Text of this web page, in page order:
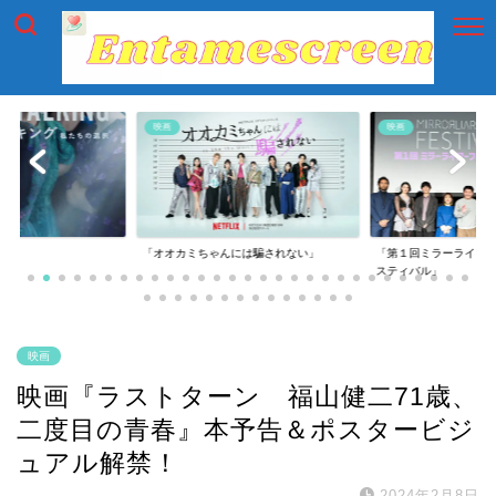
映画
「第１回ミラーライアーフィルムズ・フェ
映画
「第一回横浜国際映画
映画
映画『ラストターン 福山健二71歳、
二度目の青春』本予告＆ポスタービジ
ュアル解禁！